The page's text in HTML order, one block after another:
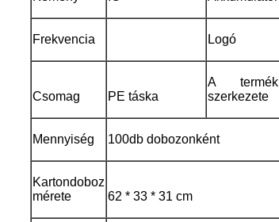
Frekvencia Logó
Csomag PE táska
A termék
szerkezete
Mennyiség 100db dobozonként
Kartondoboz
mérete
62 * 33 * 31 cm